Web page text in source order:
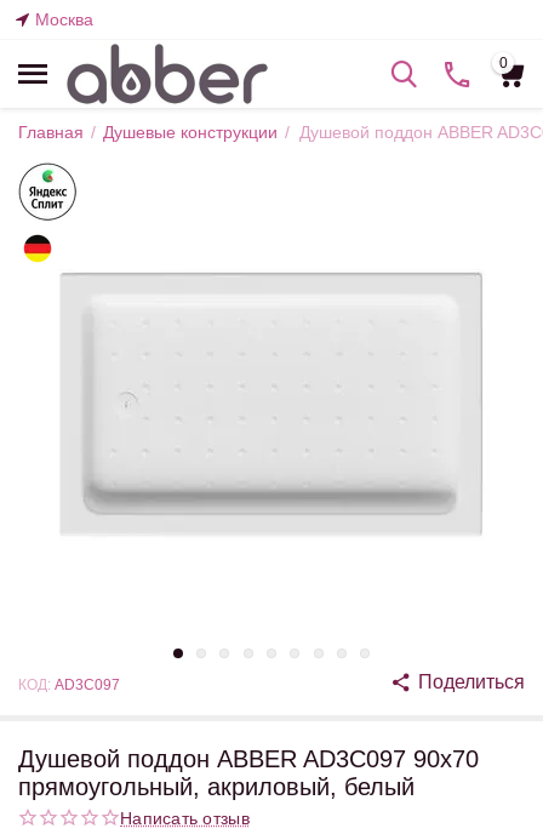
Москва
0
Главная / Душевые конструкции / Душевой поддон ABBER
КОД: AD3C097 Поделиться
Душевой поддон ABBER AD3C097 90х70
прямоугольный, акриловый, белый
Написать отзыв